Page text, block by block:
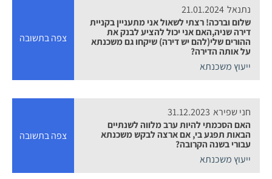
נתנאל 21.01.2024
שלום וברכה! רצתי לשאול אני מתעניין בקניית
דירה שניה,האם אני יכול להציע לבנק את
ההורים שלי(להם יש דירה) שיקחו גם משכנתא
על אותה הדירה?
ייעוץ משכנתא
צפה בתשובה
חני שפירא 31.12.2023
האם הסכמתי להיות ערב מלווה לשנתיים
הבאות תפגע בי, אם ארצה לבקש משכנתא
עבורי בשנה הקרובה?
ייעוץ משכנתא
צפה בתשובה